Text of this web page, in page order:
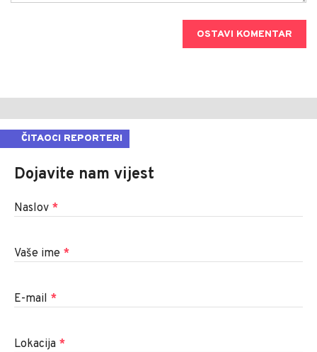
OSTAVI KOMENTAR
ČITAOCI REPORTERI
Dojavite nam vijest
Naslov *
Vaše ime *
E-mail *
Lokacija *